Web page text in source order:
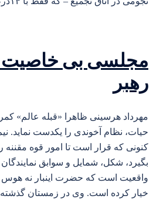
مجلسی بی خاصیت
رهبر
مهرداد هرسینی ظاهرا «قبله عالم»
حیات، نظام آخوندی را یکدست نماید.
کنونی که قرار است تا امور قوه مقننه
بگیرد، شکل، شمایل و سوابق نمایندگان
واقعیت است که حضرت اینبار نه
خیار کرده است. وی در زمستان گذشته